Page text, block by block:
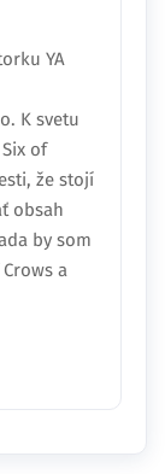
YA
K svetu
of
že stojí
obsah
by som
a